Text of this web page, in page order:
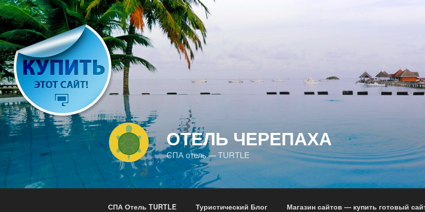
Перейти
к
содержимому
ОТЕЛЬ ЧЕРЕПАХА
СПА отель — TURTLE
СПА Отель TURTLE Туристический Блог Магазин сайтов — купить готовый